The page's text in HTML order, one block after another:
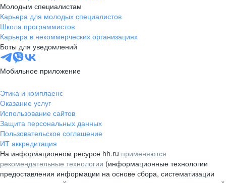
Молодым специалистам
Карьера для молодых специалистов
Школа программистов
Карьера в некоммерческих организациях
Боты для уведомлений
Мобильное приложение
Этика и комплаенс
Оказание услуг
Использование сайтов
Защита персональных данных
Пользовательское соглашение
ИТ аккредитация
На информационном ресурсе hh.ru применяются
рекомендательные технологии (информационные технологии
предоставления информации на основе сбора, систематизации